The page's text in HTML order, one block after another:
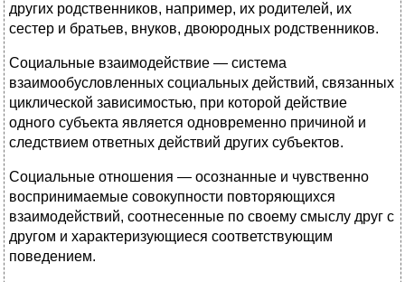
других родственников, например, их родителей, их
сестер и братьев, внуков, двоюродных родственников.
Социальные взаимодействие — система
взаимообусловленных социальных действий, связанных
циклической зависимостью, при которой действие
одного субъекта является одновременно причиной и
следствием ответных действий других субъектов.
Социальные отношения — осознанные и чувственно
воспринимаемые совокупности повторяющихся
взаимодействий, соотнесенные по своему смыслу друг с
другом и характеризующиеся соответствующим
поведением.